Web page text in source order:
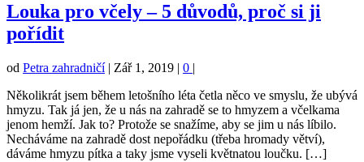
Louka pro včely – 5 důvodů, proč si ji
pořídit
od Petra zahradničí| Zář 1, 2019 | 0 |
Několikrát jsem během letošního léta četla něco ve smyslu, že ubývá
hmyzu. Tak já jen, že u nás na zahradě se to hmyzem a včelkama
jenom hemží. Jak to? Protože se snažíme, aby se jim u nás líbilo.
Necháváme na zahradě dost nepořádku (třeba hromady větví),
dáváme hmyzu pítka a taky jsme vyseli květnatou loučku. […]